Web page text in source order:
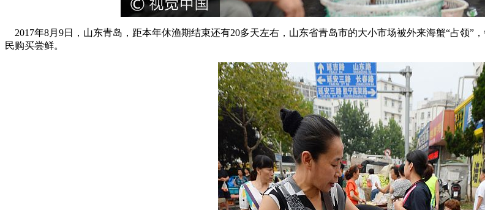
2017年8月9日，山东青岛，距本年休渔期结束还有20多天左右，山东省青岛市的大小市场被外来海蟹“占领
民购买尝鲜。